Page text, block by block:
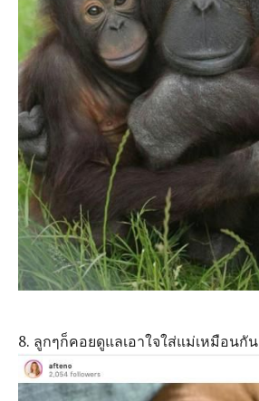
8. ลูกๆก็คอยดูแลเอาใจใส่แม่เหมือนกัน